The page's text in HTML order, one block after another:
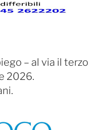
– al via il terzo
2026.